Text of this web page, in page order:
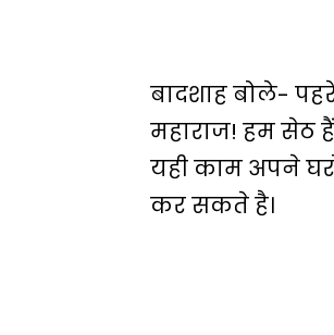
बादशाह बोले-
महाराज! हम सेठ
यही काम अपने
कर सकते है।